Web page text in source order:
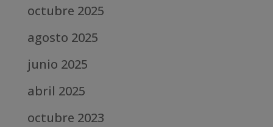
octubre 2025
agosto 2025
junio 2025
abril 2025
octubre 2023